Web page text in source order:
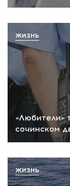
«Любители»
сочинском
ЖИЗНЬ
ЖИЗНЬ